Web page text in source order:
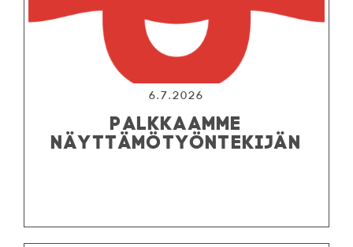
6.7.2026
PALKKAAMME
NÄYTTÄMÖTYÖNTEKIJÄN